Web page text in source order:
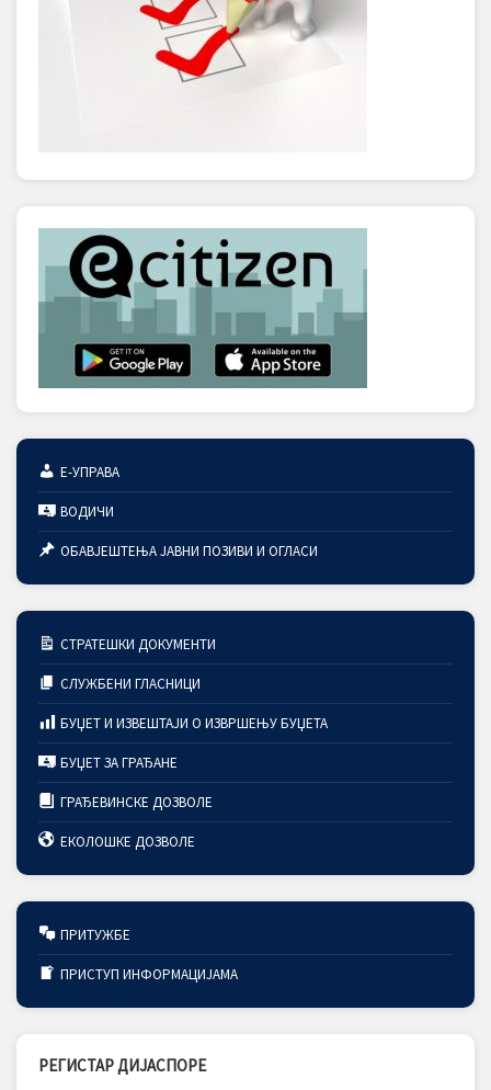
Е-УПРАВА
ВОДИЧИ
ОБАВЈЕШТЕЊА ЈАВНИ ПОЗИВИ И ОГЛАСИ
СТРАТЕШКИ ДОКУМЕНТИ
СЛУЖБЕНИ ГЛАСНИЦИ
БУЏЕТ И ИЗВЕШТАЈИ О ИЗВРШЕЊУ БУЏЕТА
БУЏЕТ ЗА ГРАЂАНЕ
ГРАЂЕВИНСКЕ ДОЗВОЛЕ
ЕКОЛОШКЕ ДОЗВОЛЕ
ПРИТУЖБЕ
ПРИСТУП ИНФОРМАЦИЈАМА
РЕГИСТАР ДИЈАСПОРЕ